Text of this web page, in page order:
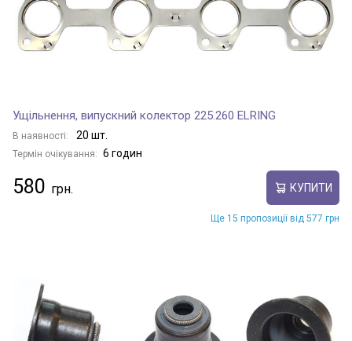
Ущільнення, випускний колектор 225.260 ELRING
В наявності: 20 шт.
Термін очікування: 6 годин
580 КУПИТИ
Ще 15 пропозиції від 577 грн